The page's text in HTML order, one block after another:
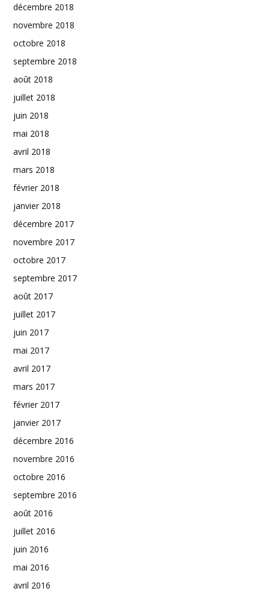
décembre 2018
novembre 2018
octobre 2018
septembre 2018
août 2018
juillet 2018
juin 2018
mai 2018
avril 2018
mars 2018
février 2018
janvier 2018
décembre 2017
novembre 2017
octobre 2017
septembre 2017
août 2017
juillet 2017
juin 2017
mai 2017
avril 2017
mars 2017
février 2017
janvier 2017
décembre 2016
novembre 2016
octobre 2016
septembre 2016
août 2016
juillet 2016
juin 2016
mai 2016
avril 2016